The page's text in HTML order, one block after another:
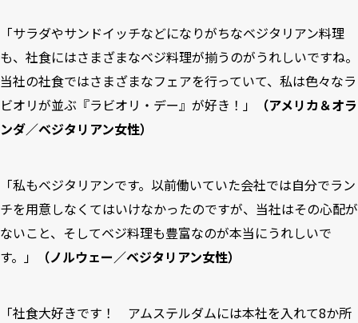
「サラダやサンドイッチなどになりがちなベジタリアン料理
も、社食にはさまざまなベジ料理が揃うのがうれしいですね。
当社の社食ではさまざまなフェアを行っていて、私は色々なラ
ビオリが並ぶ『ラビオリ・デー』が好き！」
（アメリカ＆オラ
ンダ／ベジタリアン女性）
「私もベジタリアンです。以前働いていた会社では自分でラン
チを用意しなくてはいけなかったのですが、当社はその心配が
ないこと、そしてベジ料理も豊富なのが本当にうれしいで
す。」
（ノルウェー／ベジタリアン女性）
「社食大好きです！ アムステルダムには本社を入れて8か所